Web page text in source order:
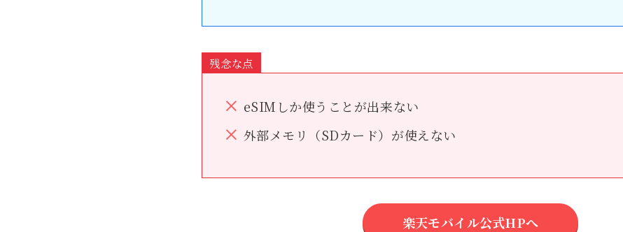
残念な点
eSIMしか使うことが出来ない
外部メモリ（SDカード）が使えない
楽天モバイル公式HPへ